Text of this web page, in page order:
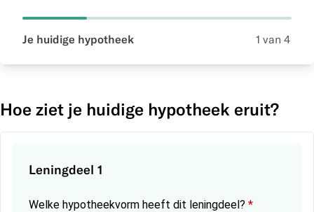
Je huidige hypotheek
Hoe ziet je huidige hypotheek eruit?
Leningdeel 1
Welke hypotheekvorm heeft dit leningdeel? *